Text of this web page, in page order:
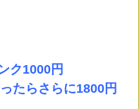
ク1000円
たらさらに1800円